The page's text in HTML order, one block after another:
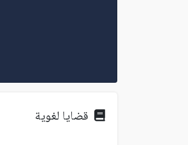
قضايا لغوية